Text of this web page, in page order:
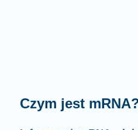
Jak działa